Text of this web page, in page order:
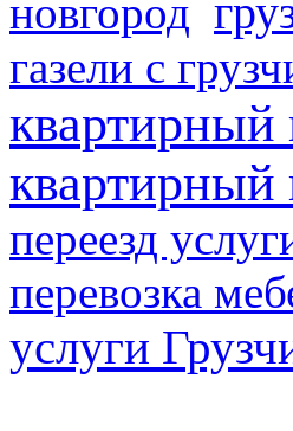
новгород
газели с
квартирный
квартирный
переезд
перевозка
услуги